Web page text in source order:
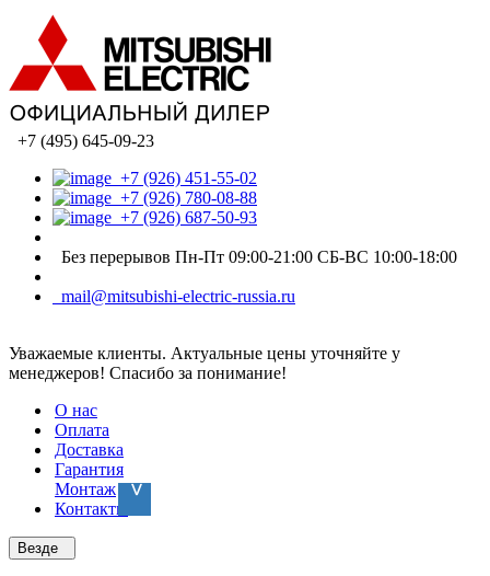
+7 (495) 645-09-23
+7 (926) 451-55-02
+7 (926) 780-08-88
+7 (926) 687-50-93
Без перерывов Пн-Пт 09:00-21:00 СБ-ВС 10:00-18:00
mail@mitsubishi-electric-russia.ru
Уважаемые клиенты. Актуальные цены уточняйте у
менеджеров! Спасибо за понимание!
О нас
Оплата
Доставка
Гарантия
Монтаж
Контакты
Везде